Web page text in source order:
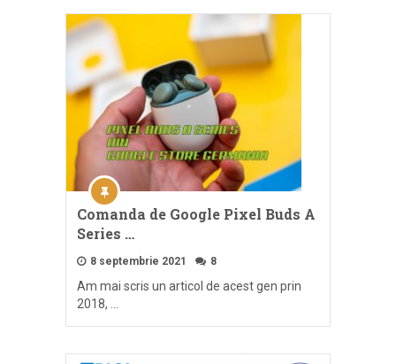
Comanda de Google Pixel Buds A
Series …
8 septembrie 2021 8
Am mai scris un articol de acest gen prin
2018, …